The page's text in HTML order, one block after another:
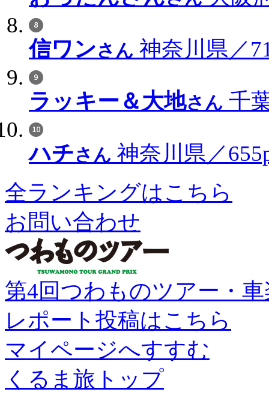
信ワンさん 神奈川県／
ラッキー＆大地さん 千
ハチさん 神奈川県／
全ランキングはこちら
お問い合わせ
第4回つわものツアー・
レポート投稿はこちら
マイページへすすむ
くるま旅トップ